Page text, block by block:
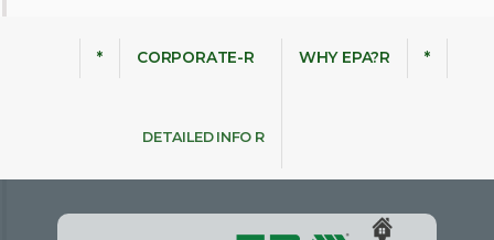
* CORPORATE-R
DETAILED INFO R
WHY EPA?R *